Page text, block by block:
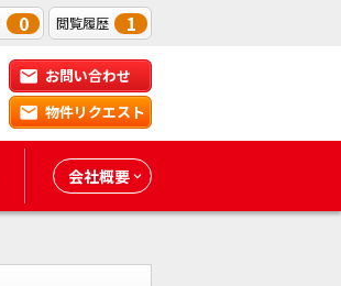
0 閲覧履歴 1
お問い合わせ
物件リクエスト
会社概要